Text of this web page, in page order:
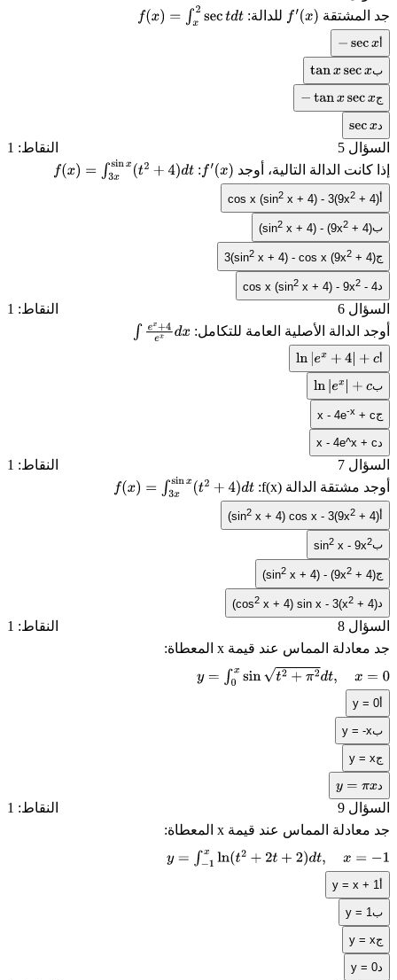
جد المشتقة
f (x) للدالة: f(x)=∫x 2sectdt
− secx
ب
tan xsecx
ج
tanx secx
secx
السؤال 5
النقاط: 1
إذا كانت الدالة التالية، أوجد
f (x)
:
f(x)=∫3 xsin t2+ ) dt
cos x (sin2x + 4) - 3(9x2 + 4)
ب (sin2x + 4) - (9x2 + 4)
ج 3(sin2x + 4) - cos x (9x2 + 4)
cos x (sin2x + 4) - 9x2 - 4
السؤال 6
النقاط: 1
أوجد الدالة الأصلية العامة للتكامل:
ex+4exd
ln |ex +4|+c
ب
ln |ex + c
ج
x - 4e-x + c
x - 4e^x + c
السؤال 7
النقاط: 1
أوجد مشتقة الدالة f(x)
:
f(x)=∫3 xsin t2+ ) dt
(sin2x + 4) cos x - 3(9x2 + 4)
ب sin2x - 9x2
ج (sin2x + 4) - (9x2 + 4)
(cos2x + 4) sin x - 3(x2 + 4)
السؤال 8
النقاط: 1
جد معادلة المماس عند قيمة xالمعطاة:
y =∫ 0xsint2+π 2 t,x =0
y = 0
بy = -x
جy = x
y =π x
السؤال 9
النقاط: 1
جد معادلة المماس عند قيمة xالمعطاة:
y =∫ −1xln(t2+ t+ 2)d , x=−1
y = x + 1
بy = 1
جy = x
y = 0